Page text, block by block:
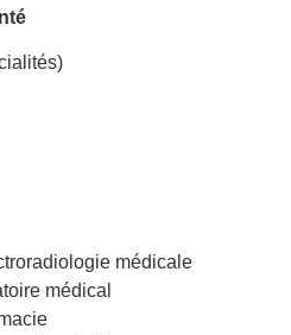
médicale
médical